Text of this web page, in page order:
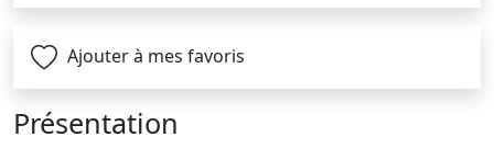
Ajouter à mes favoris
Présentation